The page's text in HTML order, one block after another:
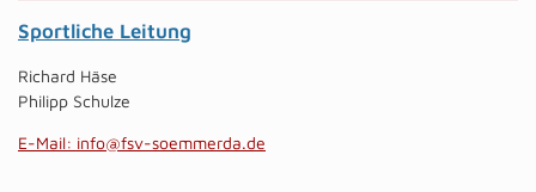
Sportliche Leitung
Richard Häse
Philipp Schulze
E-Mail: info@fsv-soemmerda.de